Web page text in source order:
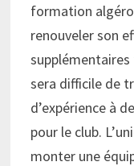
formation
renouveler son
sera difficile de
d’expérience à
pour le club.
monter une